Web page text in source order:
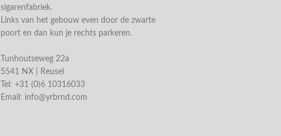
sigarenfabriek.
Links van het gebouw even door de zwarte
poort en dan kun je rechts parkeren.
Tunhoutseweg 22a
5541 NX | Reusel
Tel: +31 (0)6 10316033
Email: info@yrbrnd.com